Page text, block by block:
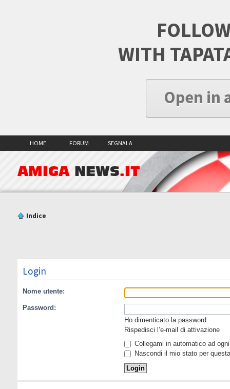
WITH
Open in
HOME FORUM SEGNALA
AMIGA NEWS.IT
Indice
Login
Nome utente:
Password:
Ho dimenticato la password
Rispedisci l’e-mail di attivazione
Collegami in automatico ad
Nascondi il mio stato per